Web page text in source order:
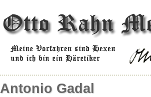
Antonio Gadal